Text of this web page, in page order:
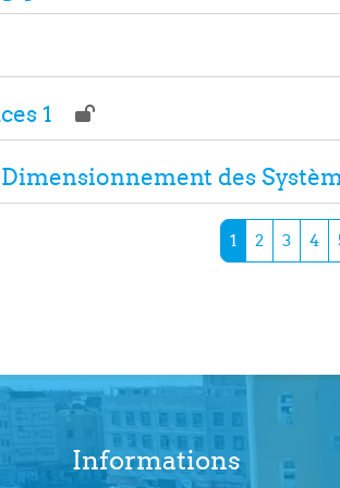
1
des
1Page 1
2Page 2
3Page 3
4
Informations